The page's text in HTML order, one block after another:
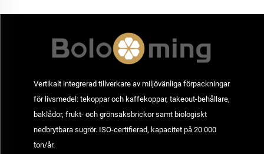
Vertikalt integrerad tillverkare av miljövänliga förpackningar
för livsmedel: tekoppar och kaffekoppar, takeout-behållare,
baklådor, frukt- och grönsaksbrickor samt biologiskt
nedbrytbara sugrör. ISO-certifierad, kapacitet på 20 000
ton/år.